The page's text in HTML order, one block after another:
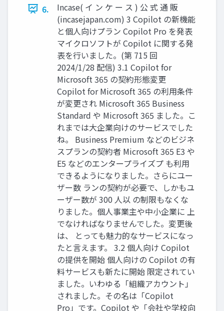
6.
Incase( イ ン ケ ー ス ) 公 式 通 販
(incasejapan.com) 3 Copilot の新機能
と個人向けプラン Copilot Pro を発表
マイクロソフトが Copilot に関する発
表を行いました。(第 715 回
2024/1/28 配信) 3.1 Copilot for
Microsoft 365 の契約形態変更
Copilot for Microsoft 365 の利用条件
が変更され Microsoft 365 Business
Standard や Microsoft 365 ました。こ
れまでは大企業向けのサービスでした
ね。 Business Premium などのビジネ
スプランの契約者 Microsoft 365 E3 や
E5 などのエンタープライズプ も利用
できるようになりました。さらにユー
ザー数 ランの契約が必要で、しかもユ
ーザー数が 300 人以 の制限もなくな
りました。個人事業主や中小企業に 上
でなければなりませんでした。変更後
は、 とっても魅力的なサービスになっ
たと言えます。 3.2 個人向け Copilot
の提供を開始 個人向けの Copilot の有
料サービスも新たに開始 限定されてい
ました。いわゆる「組織アカウント」
されました。その名は「Copilot
Pro」です。Copilot や「会社や学校向